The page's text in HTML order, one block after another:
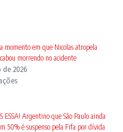
momento em que Nicolas atropela
morrendo no acidente
2026
ESSA! Argentino que São Paulo ainda
50% é suspenso pela Fifa por dívida